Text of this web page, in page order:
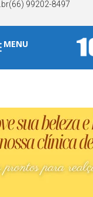
(66) 99202-8497
MENU